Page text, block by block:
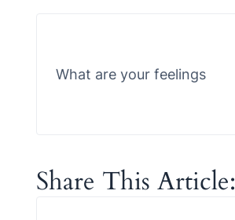
What are your feelings
Share This Article: